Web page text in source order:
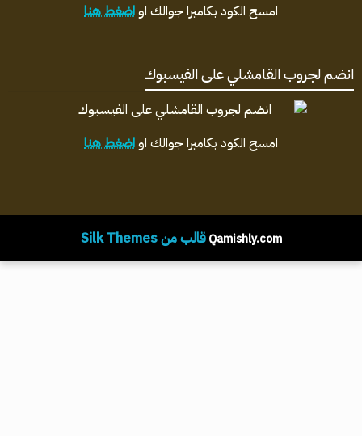
امسح الكود بكاميرا جوالك اواضغط هنا
انضم لجروب القامشلي على الفيسبوك
امسح الكود بكاميرا جوالك اواضغط هنا
Qamishly.com قالب من Silk Themes